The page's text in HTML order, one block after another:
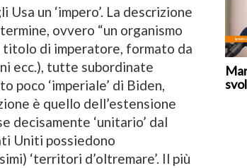
un ‘impero’. La descrizione
ovvero “un organismo
titolo di imperatore, formato da
ecc.), tutte subordinate
poco ‘imperiale’ di Biden,
è quello dell’estensione
decisamente ‘unitario’ dal
Uniti possiedono
‘territori d’oltremare’. Il più